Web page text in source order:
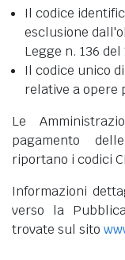
Il codice
esclusione
Legge n. 136 del
Il codice unico
relative a opere
Le
pagamento
riportano i codici
Informazioni
verso la
trovate sul sito